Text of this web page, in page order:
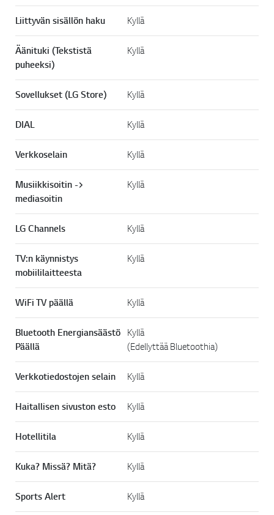
Liittyvän sisällön haku Kyllä
Äänituki (Tekstistä
puheeksi)
Kyllä
Sovellukset (LG Store) Kyllä
DIAL Kyllä
Verkkoselain Kyllä
Musiikkisoitin ->
mediasoitin
Kyllä
LG Channels Kyllä
TV:n käynnistys
mobiililaitteesta
Kyllä
WiFi TV päällä Kyllä
Bluetooth Energiansäästö
Päällä
Kyllä
(Edellyttää Bluetoothia)
Verkkotiedostojen selain Kyllä
Haitallisen sivuston esto Kyllä
Hotellitila Kyllä
Kuka? Missä? Mitä? Kyllä
Sports Alert Kyllä